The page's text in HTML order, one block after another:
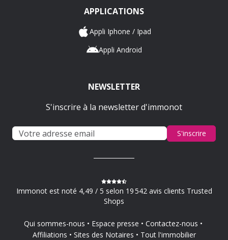
APPLICATIONS
Appli Iphone / Ipad
Appli Android
NEWSLETTER
S'inscrire à la newsletter d'immonot
S'inscrire
Immonot est noté 4,49 / 5 selon 19 542 avis clients Trusted
Shops
Qui sommes-nous Espace presse
Contactez-nous
Affiliations
Sites des Notaires Tout l'immobilier